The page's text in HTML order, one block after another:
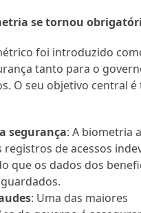
se tornou
foi introduzido
tanto para o
O seu objetivo central
segurança: A biometria
de acessos
que os dados dos
: Uma das maiores